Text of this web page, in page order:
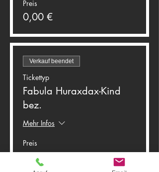
Preis
0,00 €
Verkauf beendet
Tickettyp
Fabula Huraxdax-Kind
bez.
Mehr Infos
Preis
0,00 €